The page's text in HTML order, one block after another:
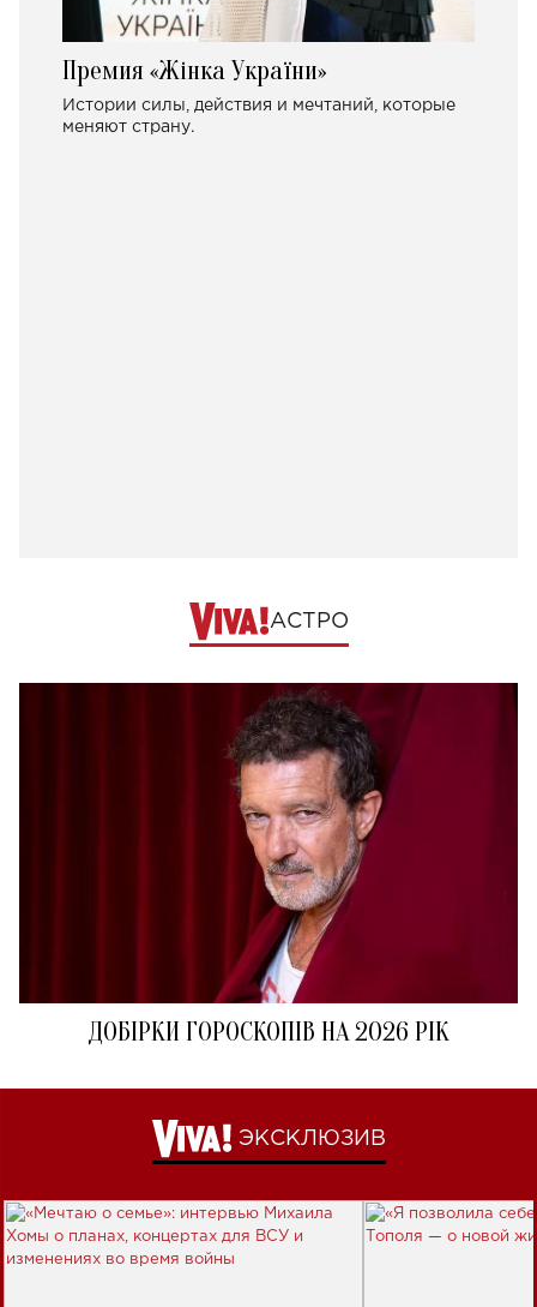
Премия «Жінка України»
Истории силы, действия и мечтаний, которые
меняют страну.
АСТРО
ДОБІРКИ ГОРОСКОПІВ НА 2026 РІК
ЭКСКЛЮЗИВ